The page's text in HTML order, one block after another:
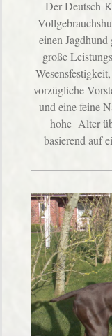
Der Deutsch-
einen
große
vorzügliche
und eine feine
hohe Alter
basierend auf